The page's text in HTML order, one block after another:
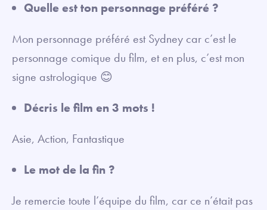
Quelle est ton personnage préféré ?
Mon personnage préféré est Sydney car c’est le
personnage comique du film, et en plus, c’est mon
signe astrologique 😊
Décris le film en 3 mots !
Asie, Action, Fantastique
Le mot de la fin ?
Je remercie toute l’équipe du film, car ce n’était pas